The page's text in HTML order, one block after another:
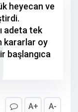
heyecan ve
adeta tek
kararlar oy
başlangıca
A+ A-